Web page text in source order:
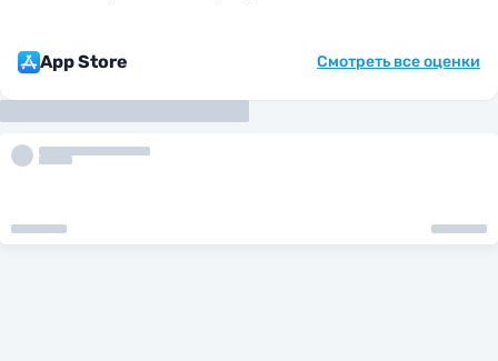
App Store Смотреть все оценки